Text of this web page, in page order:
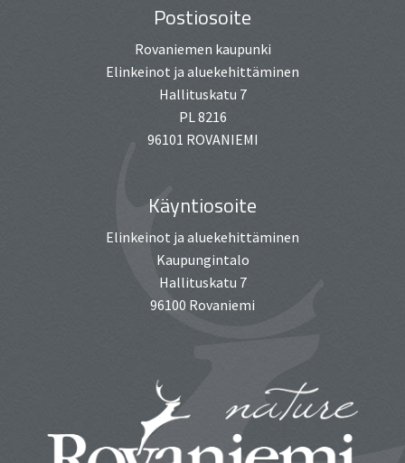
Postiosoite
Rovaniemen kaupunki
Elinkeinot ja aluekehittäminen
Hallituskatu 7
PL 8216
96101 ROVANIEMI
Käyntiosoite
Elinkeinot ja aluekehittäminen
Kaupungintalo
Hallituskatu 7
96100 Rovaniemi